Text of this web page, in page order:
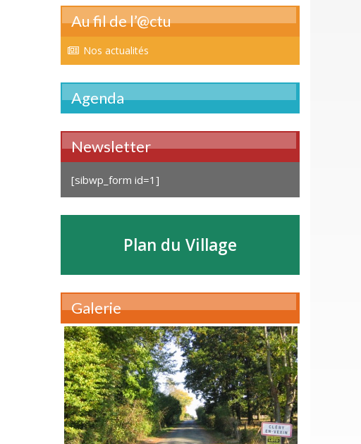
Au fil de l’@ctu
Nos actualités
Agenda
Newsletter
[sibwp_form id=1]
Plan du Village
Galerie